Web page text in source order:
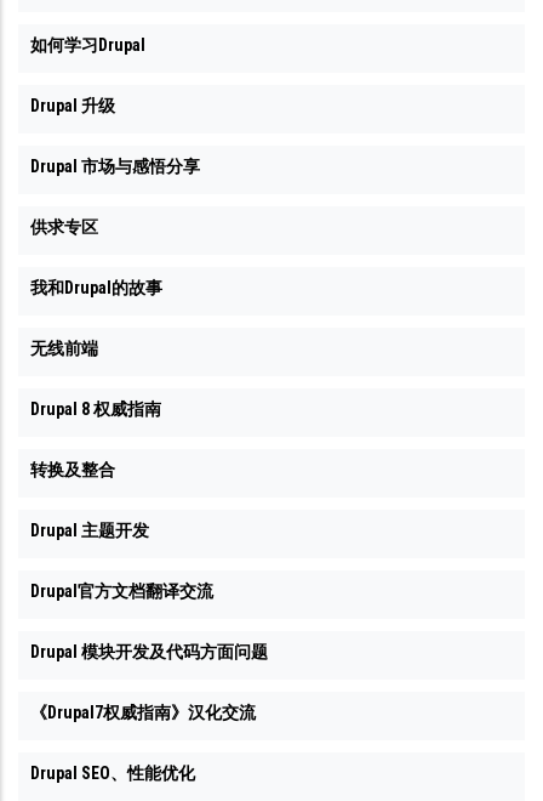
如何学习Drupal
Drupal 升级
Drupal 市场与感悟分享
供求专区
我和Drupal的故事
无线前端
Drupal 8 权威指南
转换及整合
Drupal 主题开发
Drupal官方文档翻译交流
Drupal 模块开发及代码方面问题
《Drupal7权威指南》汉化交流
Drupal SEO、性能优化